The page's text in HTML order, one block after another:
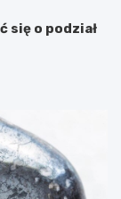
się o podział